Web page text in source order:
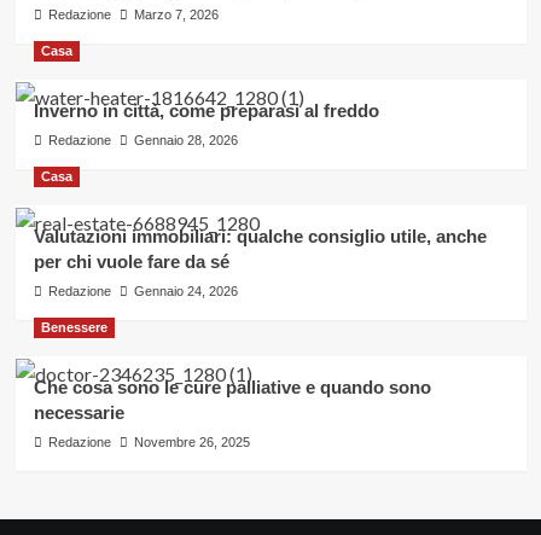
Redazione Marzo 7, 2026
Casa
Inverno in città, come preparasi al freddo
Redazione Gennaio 28, 2026
Casa
Valutazioni immobiliari: qualche consiglio utile, anche
per chi vuole fare da sé
Redazione Gennaio 24, 2026
Benessere
Che cosa sono le cure palliative e quando sono
necessarie
Redazione Novembre 26, 2025